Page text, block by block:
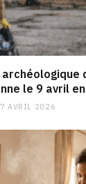
le 9 avril en
7 AVRIL 2026